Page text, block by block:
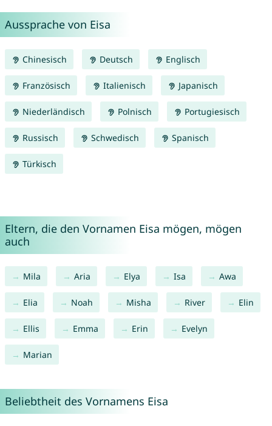
Aussprache von Eisa
Chinesisch Deutsch Englisch
Französisch Italienisch Japanisch
Niederländisch Polnisch Portugiesisch
Russisch Schwedisch Spanisch
Türkisch
Eltern, die den Vornamen Eisa mögen, mögen
auch
Mila Aria Elya Isa Awa
Elia Noah Misha River Elin
Ellis Emma Erin Evelyn
Marian
Beliebtheit des Vornamens Eisa